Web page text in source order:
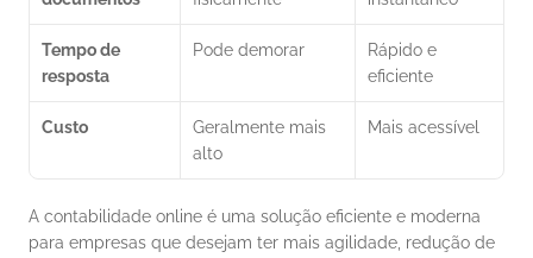
Tempo de
resposta
Pode demorar
Rápido e
eficiente
Custo
Geralmente mais
alto
Mais acessível
A contabilidade online é uma solução eficiente e moderna
para empresas que desejam ter mais agilidade, redução de